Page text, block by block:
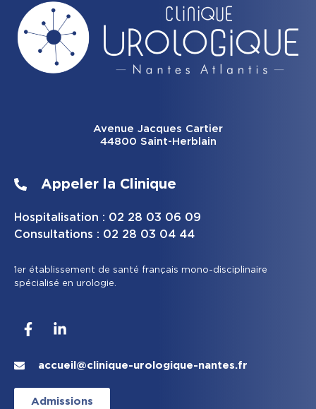
Avenue Jacques Cartier
44800 Saint-Herblain
Appeler la Clinique
Hospitalisation : 02 28 03 06 09
Consultations : 02 28 03 04 44
1er établissement de santé français mono-disciplinaire
spécialisé en urologie.
accueil@clinique-urologique-nantes.fr
Admissions